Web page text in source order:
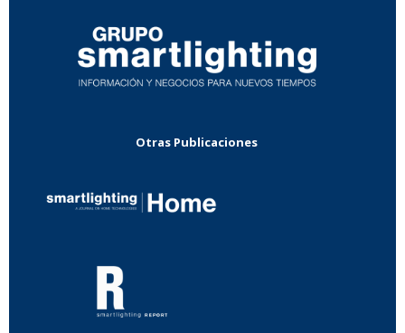
Otras Publicaciones